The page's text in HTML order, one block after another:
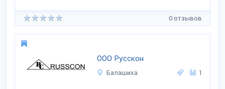
0 отзывов
ООО Русскон
Балашиха 1